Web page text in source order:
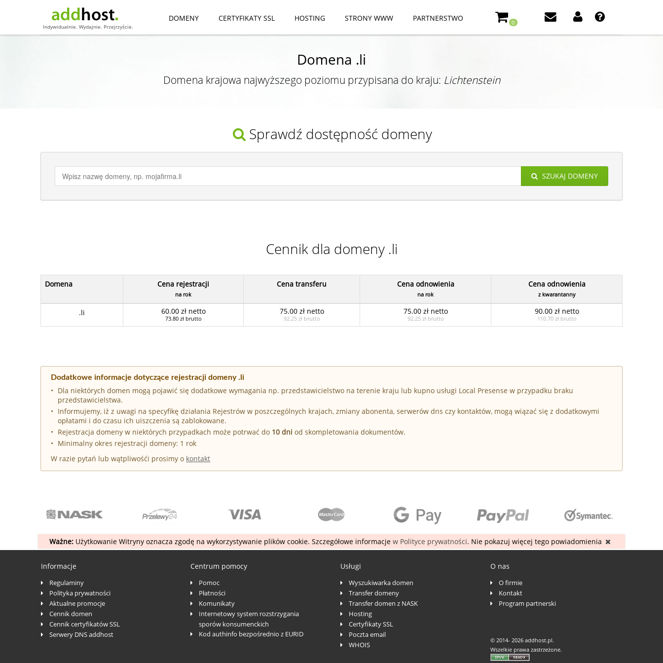
Indywidualnie. Wydajnie. Przejrzyście.
DOMENY CERTYFIKATY SSL HOSTING STRONY WWW PARTNERSTWO 0
Domena .li
Domena krajowa najwyższego poziomu przypisana do kraju: Lichtenstein
Sprawdź dostępność domeny
SZUKAJ DOMENY
Cennik dla domeny .li
Domena Cena rejestracji
na rok
Cena transferu Cena odnowienia
na rok
Cena odnowienia
z kwarantanny
.li 60.00 zł netto
73.80 zł brutto
75.00 zł netto
92.25 zł brutto
75.00 zł netto
92.25 zł brutto
90.00 zł netto
110.70 zł brutto
Dodatkowe informacje dotyczące rejestracji domeny .li
Dla niektórych domen mogą pojawić się dodatkowe wymagania np. przedstawicielstwo na terenie kraju lub kupno usługi Local Presense w przypadku braku
przedstawicielstwa.
Informujemy, iż z uwagi na specyfikę działania Rejestrów w poszczególnych krajach, zmiany abonenta, serwerów dns czy kontaktów, mogą wiązać się z dodatkowymi
opłatami i do czasu ich uiszczenia są zablokowane.
Rejestracja domeny w niektórych przypadkach może potrwać do 10 dni od skompletowania dokumentów.
Minimalny okres rejestracji domeny: 1 rok
W razie pytań lub wątpliwośći prosimy o kontakt
Ważne:Użytkowanie Witryny oznacza zgodę na wykorzystywanie plików cookie. Szczegółowe informacje w Polityce prywatności. Nie pokazuj więcej tego powiadomienia
Informacje
Regulaminy
Polityka prywatności
Aktualne promocje
Cennik domen
Cennik certyfikatów SSL
Serwery DNS addhost
Centrum pomocy
Pomoc
Płatności
Komunikaty
Internetowy system rozstrzygania
sporów konsumenckich
Kod authinfo bezpośrednio z EURID
Usługi
Wyszukiwarka domen
Transfer domeny
Transfer domen z NASK
Hosting
Certyfikaty SSL
Poczta email
WHOIS
O nas
O firmie
Kontakt
Program partnerski
© 2014- 2026 addhost.pl.
Wszelkie prawa zastrzeżone.